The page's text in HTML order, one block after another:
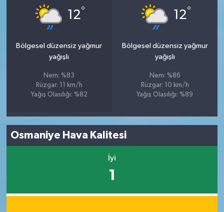
12°
Bölgesel düzensiz yağmur
yağışlı
Nem: %83
Rüzgar: 11 km/h
Yağış Olasılığı: %82
12°
Bölgesel düzensiz yağmur
yağışlı
Nem: %86
Rüzgar: 10 km/h
Yağış Olasılığı: %89
Osmaniye Hava Kalitesi
İyi
1